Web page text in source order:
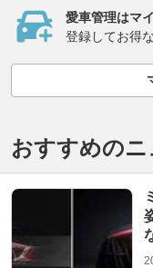
愛車管理はマ
登録してお得
おすすめのニ